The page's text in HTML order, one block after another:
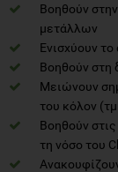
Βοηθούν
μετάλλων
Ενισχύουν
Βοηθούν στη
Μειώνουν
του κόλον
Βοηθούν
τη νόσο του